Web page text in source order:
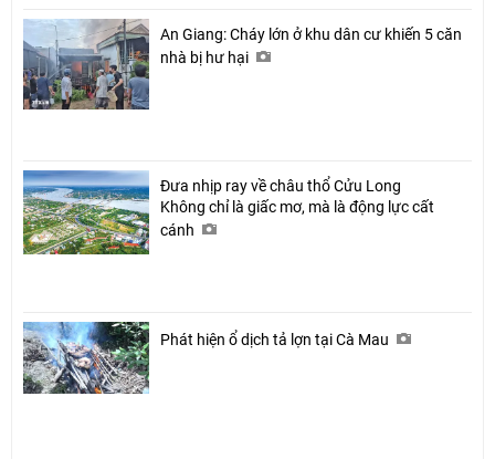
An Giang: Cháy lớn ở khu dân cư khiến 5 căn
nhà bị hư hại
Đưa nhịp ray về châu thổ Cửu Long
Không chỉ là giấc mơ, mà là động lực cất
cánh
Phát hiện ổ dịch tả lợn tại Cà Mau